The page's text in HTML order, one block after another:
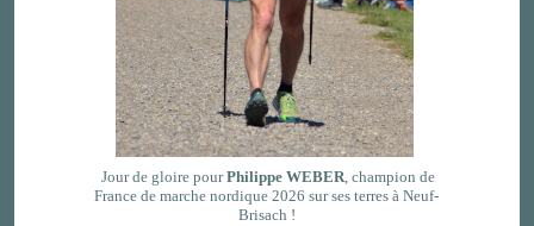
Jour de gloire pourPhilippe WEBER , champion de
France de marche nordique 2026 sur ses terres à Neuf-
Brisach !